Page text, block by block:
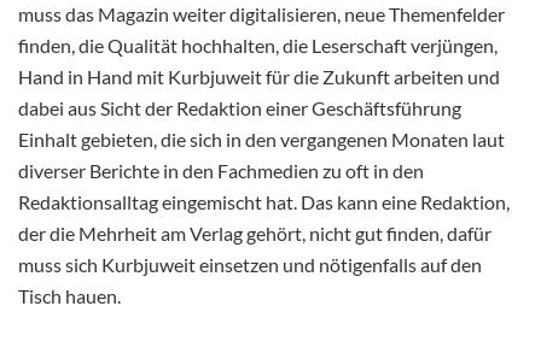
muss das Magazin weiter digitalisieren, neue Themenfelder
finden, die Qualität hochhalten, die Leserschaft verjüngen,
Hand in Hand mit Kurbjuweit für die Zukunft arbeiten und
dabei aus Sicht der Redaktion einer Geschäftsführung
Einhalt gebieten, die sich in den vergangenen Monaten laut
diverser Berichte in den Fachmedien zu oft in den
Redaktionsalltag eingemischt hat. Das kann eine Redaktion,
der die Mehrheit am Verlag gehört, nicht gut finden, dafür
muss sich Kurbjuweit einsetzen und nötigenfalls auf den
Tisch hauen.